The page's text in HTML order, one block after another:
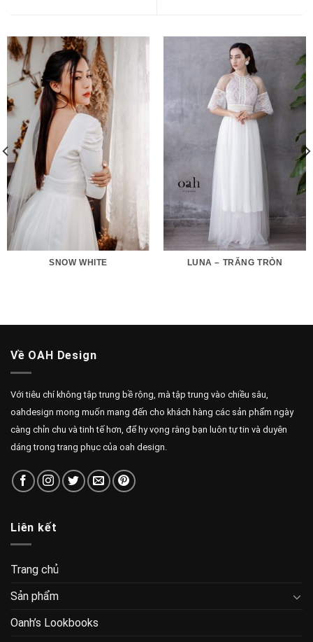
SNOW WHITE LUNA – TRĂNG TRÒN
Về OAH Design
Với tiêu chí không tập trung bề rộng, mà tập trung vào chiều sâu,
oahdesign mong muốn mang đến cho khách hàng các sản phẩm ngày
càng chỉn chu và tinh tế hơn, để hy vọng rằng bạn luôn tự tin và duyên
dáng trong trang phục của oah design.
Liên kết
Trang chủ
Sản phẩm
Oanh’s Lookbooks